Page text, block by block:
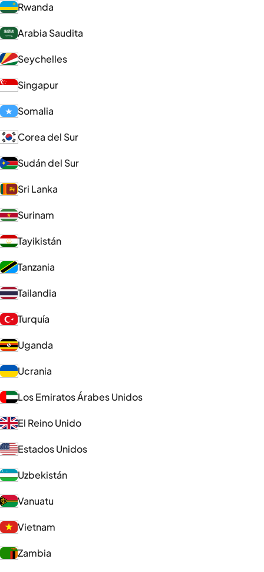
Rwanda
Arabia Saudita
Seychelles
Singapur
Somalia
Corea del Sur
Sudán del Sur
Sri Lanka
Surinam
Tayikistán
Tanzania
Tailandia
Turquía
Uganda
Ucrania
Los Emiratos Árabes Unidos
El Reino Unido
Estados Unidos
Uzbekistán
Vanuatu
Vietnam
Zambia